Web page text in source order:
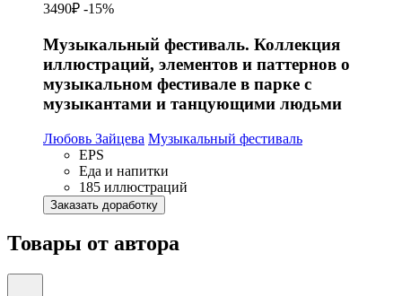
3490₽ -15%
Музыкальный фестиваль. Коллекция
иллюстраций, элементов и паттернов о
музыкальном фестивале в парке с
музыкантами и танцующими людьми
Любовь Зайцева Музыкальный фестиваль
EPS
Еда и напитки
185 иллюстраций
Заказать доработку
Товары от автора